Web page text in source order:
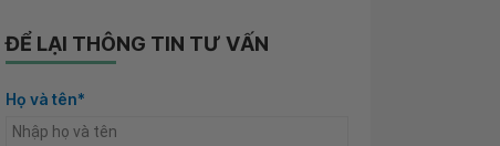
ĐỂ LẠI THÔNG TIN TƯ VẤN
Họ và tên*